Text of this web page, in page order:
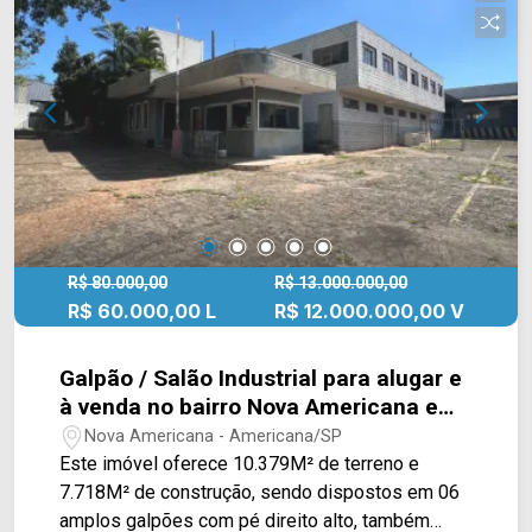
com a equipe da Arbix Imóveis e agende a sua
visita!! WhatsApp e Telefone: (19) 3475-4546
ARBIX IMÓVEIS - Presente em cada mudança!
R$ 80.000,00
R$ 60.000,00 L
R$ 13.000.000,00
R$ 12.000.000,00 V
Galpão / Salão Industrial para alugar e
à venda no bairro Nova Americana em
Americana/SP
Nova Americana - Americana/SP
Este imóvel oferece 10.379M² de terreno e
7.718M² de construção, sendo dispostos em 06
amplos galpões com pé direito alto, também